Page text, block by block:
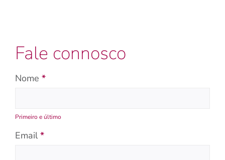
Fale connosco
Contactar
Nome *
Primeiro e último
Email*